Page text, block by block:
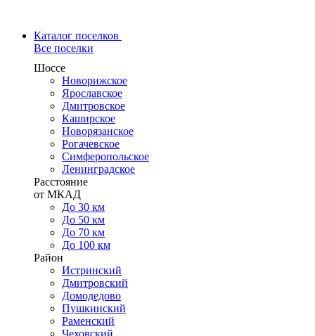
Каталог поселков
Все поселки
Шоссе
Новорижское
Ярославское
Дмитровское
Каширское
Новорязанское
Рогачевское
Симферопольское
Ленинградское
Расстояние
от МКАД
До 30 км
До 50 км
До 70 км
До 100 км
Район
Истринский
Дмитровский
Домодедово
Пушкинский
Раменский
Чеховский